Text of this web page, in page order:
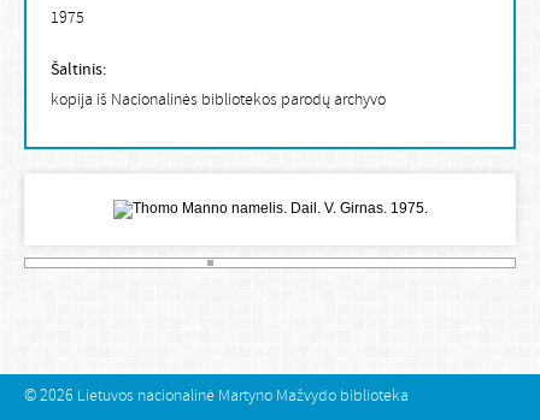
1975
Šaltinis:
kopija iš Nacionalinės bibliotekos parodų archyvo
© 2026 Lietuvos nacionalinė Martyno Mažvydo biblioteka